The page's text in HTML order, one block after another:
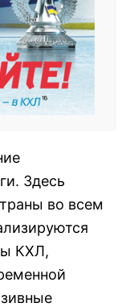
Здесь
во всем
КХЛ,